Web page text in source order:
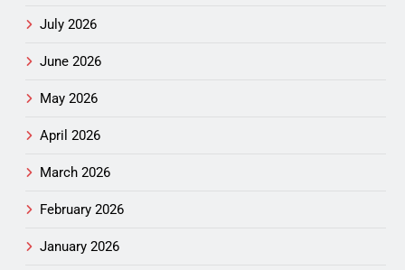
July 2026
June 2026
May 2026
April 2026
March 2026
February 2026
January 2026